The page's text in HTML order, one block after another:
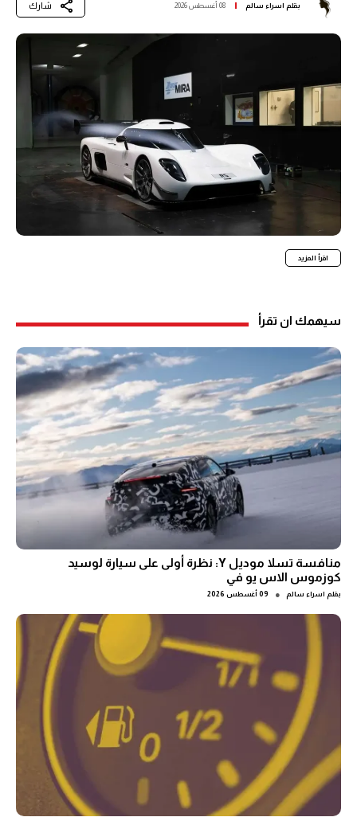
بقلم اسراء سالم 08 أغسطس 2026 شارك
اقرأ المزيد
سيهمك ان تقرأ
منافسة تسلا موديل Y: نظرة أولى على سيارة لوسيد
كوزموس الاس يو في
بقلم اسراء سالم ● 09 أغسطس 2026